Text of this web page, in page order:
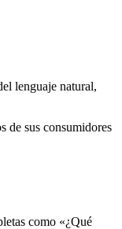
lenguaje natural,
de sus consumidores
como «¿Qué